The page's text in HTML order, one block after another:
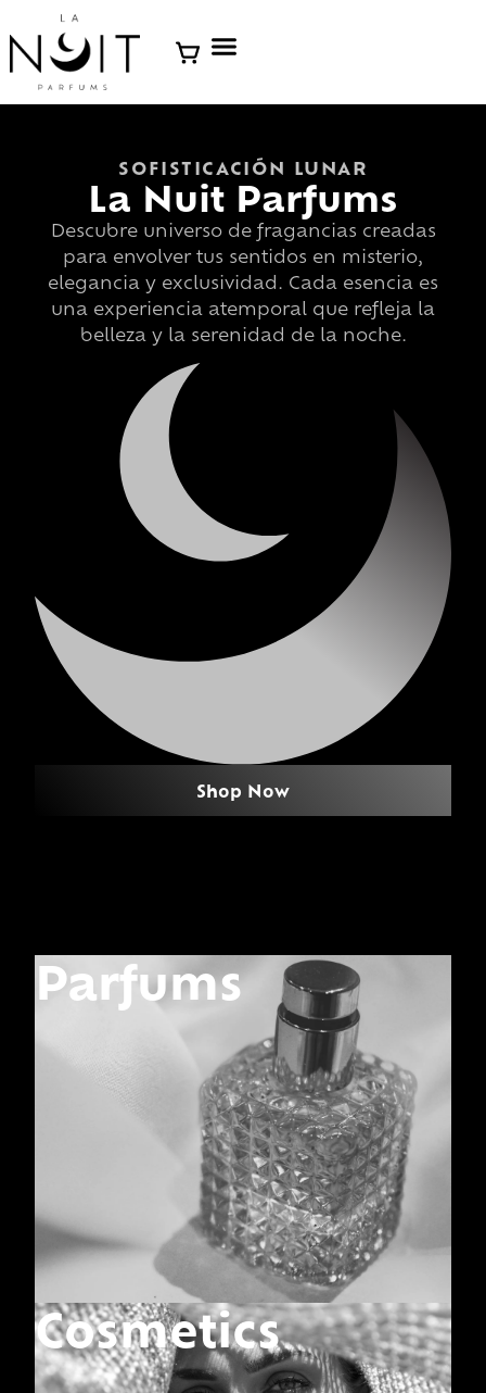
SOFISTICACIÓN LUNAR
La Nuit Parfums
Descubre universo de fragancias creadas
para envolver tus sentidos en misterio,
elegancia y exclusividad. Cada esencia es
una experiencia atemporal que refleja la
belleza y la serenidad de la noche.
Shop Now
Parfums
Cosmetics